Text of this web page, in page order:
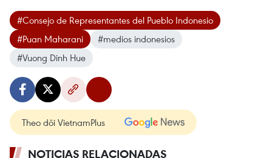
#Consejo de Representantes del Pueblo Indonesio
#Puan Maharani
#medios indonesios
#Vuong Dinh Hue
Theo dõi VietnamPlus
NOTICIAS RELACIONADAS